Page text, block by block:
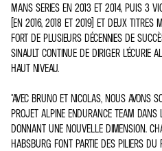
MANS SERIES EN 2013 ET 2014, PUIS 3
(EN 2016, 2018 ET 2019) ET DEUX TITRES
FORT DE PLUSIEURS DÉCENNIES DE
SINAULT CONTINUE DE DIRIGER L’ÉCURIE
HAUT NIVEAU.
"AVEC BRUNO ET NICOLAS, NOUS AVONS
PROJET ALPINE ENDURANCE TEAM DANS
DONNANT UNE NOUVELLE DIMENSION.
HABSBURG FONT PARTIE DES PILIERS